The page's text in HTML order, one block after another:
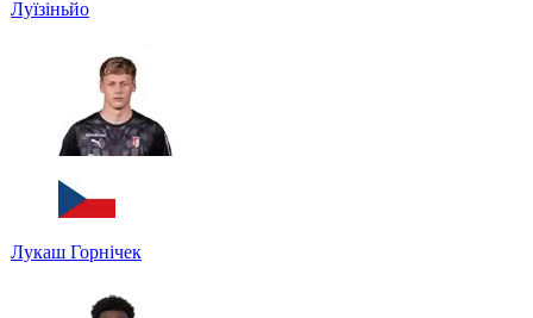
Луїзіньйо
Лукаш Горнічек